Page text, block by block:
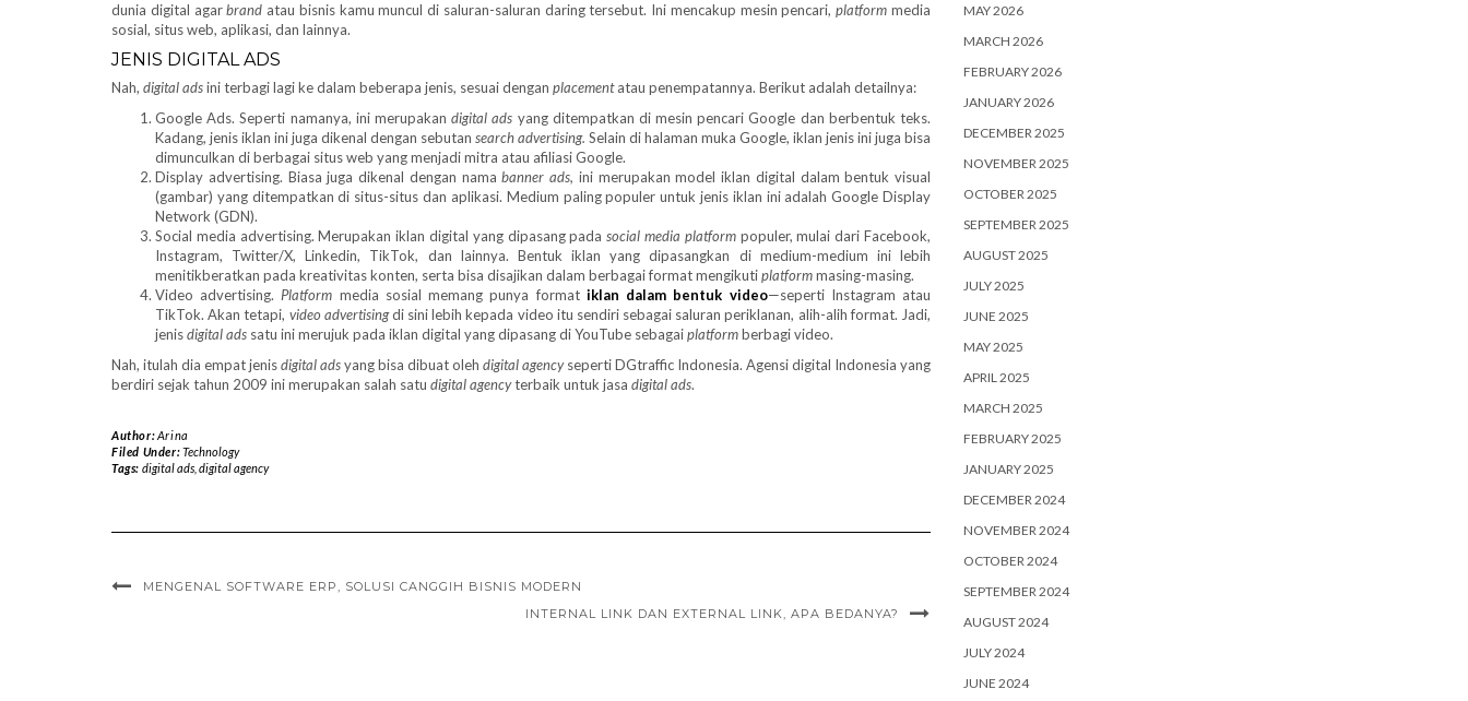
dunia digital agarbrand atau bisnis kamu muncul di saluran-saluran daring tersebut. Ini mencakup mesin pencari,platformmedia
sosial, situs web, aplikasi, dan lainnya.
JENIS DIGITAL ADS
Nah, digital adsini terbagi lagi ke dalam beberapa jenis, sesuai dengan placementatau penempatannya. Berikut adalah detailnya:
Google Ads. Seperti namanya, ini merupakandigital ads yang ditempatkan di mesin pencari Google dan berbentuk teks.
Kadang, jenis iklan ini juga dikenal dengan sebutan search advertising. Selain di halaman muka Google, iklan jenis ini juga bisa
dimunculkan di berbagai situs web yang menjadi mitra atau afiliasi Google.
Display advertising. Biasa juga dikenal dengan namabanner ads, ini merupakan model iklan digital dalam bentuk visual
(gambar) yang ditempatkan di situs-situs dan aplikasi. Medium paling populer untuk jenis iklan ini adalah Google Display
Network (GDN).
Social media advertising. Merupakan iklan digital yang dipasang padasocial media platform populer, mulai dari Facebook,
Instagram, Twitter/X, Linkedin, TikTok, dan lainnya. Bentuk iklan yang dipasangkan di medium-medium ini lebih
menitikberatkan pada kreativitas konten, serta bisa disajikan dalam berbagai format mengikutiplatformmasing-masing.
Video advertising. Platform media sosial memang punya format iklan dalam bentuk video—seperti Instagram atau
TikTok. Akan tetapi, video advertisingdi sini lebih kepada video itu sendiri sebagai saluran periklanan, alih-alih format. Jadi,
jenisdigital ads satu ini merujuk pada iklan digital yang dipasang di YouTube sebagaiplatformberbagi video.
Nah, itulah dia empat jenisdigital adsyang bisa dibuat oleh digital agencyseperti DGtraffic Indonesia. Agensi digital Indonesia yang
berdiri sejak tahun 2009 ini merupakan salah satu digital agencyterbaik untuk jasa digital ads.
Author:Arina
Filed Under:Technology
Tags: digital ads, digital agency
MENGENAL SOFTWARE ERP, SOLUSI CANGGIH BISNIS MODERN
INTERNAL LINK DAN EXTERNAL LINK, APA BEDANYA?
MAY 2026
MARCH 2026
FEBRUARY 2026
JANUARY 2026
DECEMBER 2025
NOVEMBER 2025
OCTOBER 2025
SEPTEMBER 2025
AUGUST 2025
JULY 2025
JUNE 2025
MAY 2025
APRIL 2025
MARCH 2025
FEBRUARY 2025
JANUARY 2025
DECEMBER 2024
NOVEMBER 2024
OCTOBER 2024
SEPTEMBER 2024
AUGUST 2024
JULY 2024
JUNE 2024